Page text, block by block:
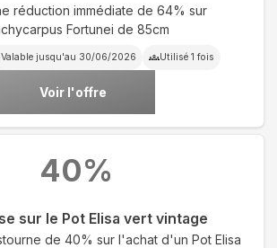
réduction immédiate de 64% sur
Fortunei de 85cm
Valable jusqu'au 30/06/2026 Utilisé 1 fois
Voir l'offre
sur le Pot Elisa vert vintage
de 40% sur l'achat d'un Pot Elisa
40%